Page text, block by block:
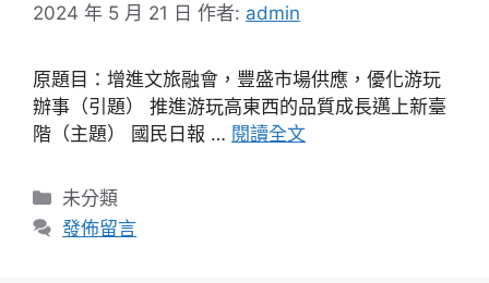
2024 年 5 月 21 日 作者: admin
原題目：增進文旅融會，豐盛市場供應，優化游玩
辦事（引題） 推進游玩高東西的品質成長邁上新臺
階（主題） 國民日報 … 閱讀全文
分
類
未分類
發佈留言